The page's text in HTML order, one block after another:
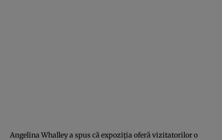
Angelina Whalley a spus că expoziţia oferă vizitatorilor o